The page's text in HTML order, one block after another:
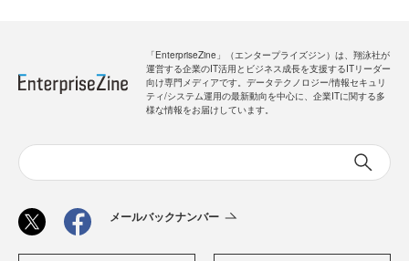
「EnterpriseZine」（エンタープライズジン）は、翔泳社が
運営する企業のIT活用とビジネス成長を支援するITリーダー
向け専門メディアです。データテクノロジー/情報セキュリ
ティ/システム運用の最新動向を中心に、企業ITに関する多
様な情報をお届けしています。
メールバックナンバー